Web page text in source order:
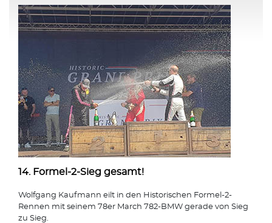
14. Formel-2-Sieg gesamt!
Wolfgang Kaufmann eilt in den Historischen Formel-2-
Rennen mit seinem 78er March 782-BMW gerade von Sieg
zu Sieg.